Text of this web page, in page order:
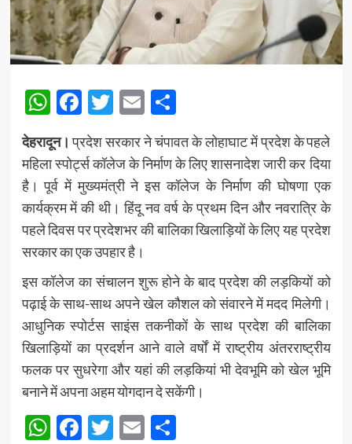
WhatsApp
Facebook
Twitter
EmailShare
देहरादून। प्रदेश सरकार ने चंपावत के लोहाघाट में प्रदेश के पहले
महिला स्पोर्ट्स कॉलेज के निर्माण के लिए शासनादेश जारी कर दिया
है। पूर्व में मुख्यमंत्री ने इस कॉलेज के निर्माण की घोषणा एक
कार्यक्रम में की थी। हिंदू नव वर्ष के प्रथम दिन और नवरात्रि के
पहले दिवस पर प्रदेशभर की बालिका खिलाड़ियों के लिए यह प्रदेश
सरकार का एक उपहार है।
इस कॉलेज का संचालन शुरू होने के बाद प्रदेश की लड़कियों को
पढ़ाई के साथ-साथ अपने खेल कौशल को संवारने में मदद मिलेगी।
आधुनिक स्पोर्टस साइंस तकनीकों के साथ प्रदेश की बालिका
खिलाड़ियों का प्रदर्शन आने वाले वर्षों में राष्ट्रीय अंतरराष्ट्रीय
फलक पर सुधरेगा और यहां की लड़कियां भी देवभूमि को खेल भूमि
बनाने में अपना अहम योगदान दे सकेंगी।
WhatsApp
Facebook
Twitter
EmailShare